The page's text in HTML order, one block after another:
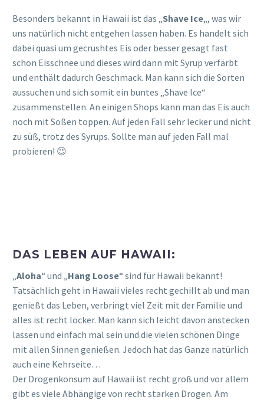
Besonders bekannt in Hawaii ist das „Shave Ice„, was wir
uns natürlich nicht entgehen lassen haben. Es handelt sich
dabei quasi um gecrushtes Eis oder besser gesagt fast
schon Eisschnee und dieses wird dann mit Syrup verfärbt
und enthält dadurch Geschmack. Man kann sich die Sorten
aussuchen und sich somit ein buntes „Shave Ice“
zusammenstellen. An einigen Shops kann man das Eis auch
noch mit Soßen toppen. Auf jeden Fall sehr lecker und nicht
zu süß, trotz des Syrups. Sollte man auf jeden Fall mal
probieren! 😉
DAS LEBEN AUF HAWAII:
Aloha“ und „ Hang Loose“ sind für Hawaii bekannt!
Tatsächlich geht in Hawaii vieles recht gechillt ab und man
genießt das Leben, verbringt viel Zeit mit der Familie und
alles ist recht locker. Man kann sich leicht davon anstecken
lassen und einfach mal sein und die vielen schönen Dinge
mit allen Sinnen genießen. Jedoch hat das Ganze natürlich
auch eine Kehrseite…
Der Drogenkonsum auf Hawaii ist recht groß und vor allem
gibt es viele Abhängige von recht starken Drogen. Am